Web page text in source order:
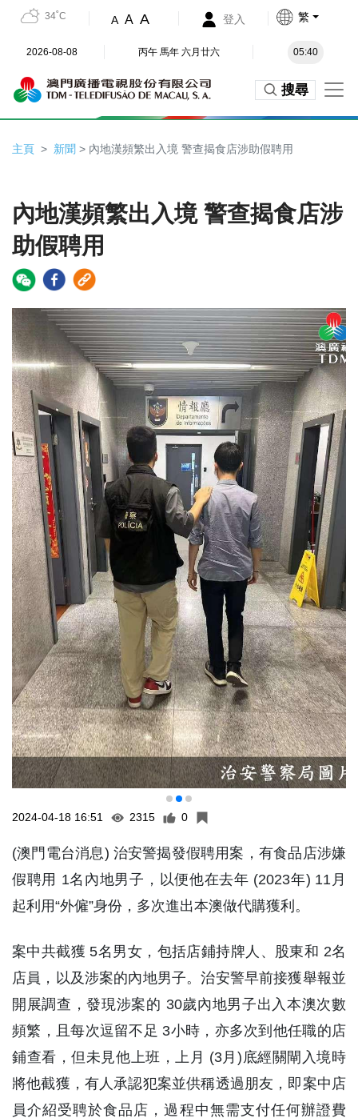
34˚C A A A 登入 繁
2026-08-08 丙午 馬年 六月廿六 05:40
搜尋
主頁 新聞 > 內地漢頻繁出入境 警查揭食店涉助假聘用
內地漢頻繁出入境 警查揭食店涉
助假聘用
2024-04-18 16:51 2315 0
(澳門電台消息) 治安警揭發假聘用案，有食品店涉嫌
假聘用 1名內地男子，以便他在去年 (2023年) 11月
起利用“外僱”身份，多次進出本澳做代購獲利。
案中共截獲 5名男女，包括店鋪持牌人、股東和 2名
店員，以及涉案的內地男子。治安警早前接獲舉報並
開展調查，發現涉案的 30歲內地男子出入本澳次數
頻繁，且每次逗留不足 3小時，亦多次到他任職的店
鋪查看，但未見他上班，上月 (3月)底經關閘入境時
將他截獲，有人承認犯案並供稱透過朋友，即案中店
員介紹受聘於食品店，過程中無需支付任何辦證費